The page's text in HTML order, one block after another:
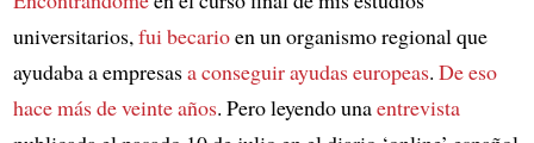
universitarios,fui becarioen un organismo regional que
ayudaba a empresasa conseguir ayudas europeas. De eso
hace más de veinte años. Pero leyendo unaentrevista